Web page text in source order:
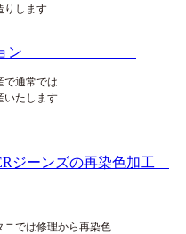
りします
ディション
で通常では
いたします
ジーンズの再染色加工
ニでは修理から再染色